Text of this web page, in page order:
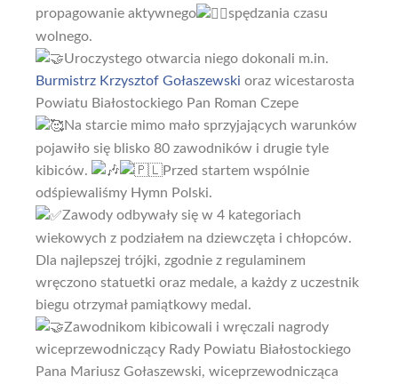
propagowanie aktywnego
spędzania czasu
wolnego.
Uroczystego otwarcia niego dokonali m.in.
Burmistrz Krzysztof Gołaszewski oraz wicestarosta
Powiatu Białostockiego Pan Roman Czepe
Na starcie mimo mało sprzyjających warunków
pojawiło się blisko 80 zawodników i drugie tyle
kibiców.
Przed startem wspólnie
odśpiewaliśmy Hymn Polski.
Zawody odbywały się w 4 kategoriach
wiekowych z podziałem na dziewczęta i chłopców.
Dla najlepszej trójki, zgodnie z regulaminem
wręczono statuetki oraz medale, a każdy z uczestnik
biegu otrzymał pamiątkowy medal.
Zawodnikom kibicowali i wręczali nagrody
wiceprzewodniczący Rady Powiatu Białostockiego
Pana Mariusz Gołaszewski, wiceprzewodnicząca